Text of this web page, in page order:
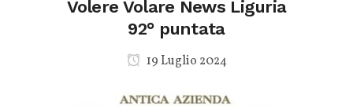
Volere Volare News Liguria
92° puntata
19 Luglio 2024